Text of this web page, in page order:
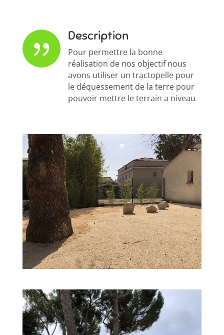
{ Description
Pour permettre la bonne
réalisation de nos objectif nous
avons utiliser un tractopelle pour
le déquessement de la terre pour
pouvoir mettre le terrain a niveau